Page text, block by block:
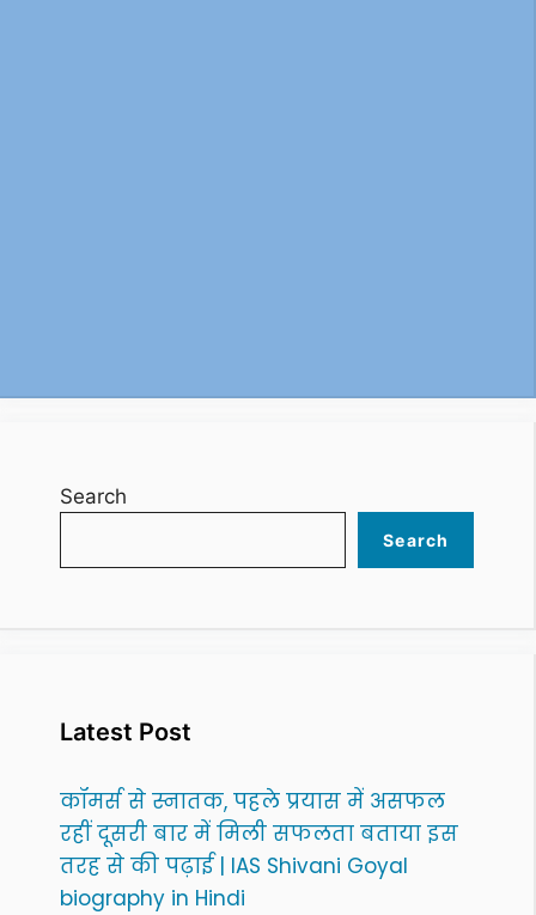
Search
Search
Latest Post
कॉमर्स से स्नातक, पहले प्रयास में असफल
रहीं दूसरी बार में मिली सफलता बताया इस
तरह से की पढ़ाई | IAS Shivani Goyal
biography in Hindi